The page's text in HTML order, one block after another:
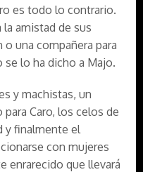
es todo lo contrario.
amistad de sus
o una compañera para
se lo ha dicho a Majo.
y machistas, un
Caro, los celos de
y finalmente el
con mujeres
enrarecido que llevará